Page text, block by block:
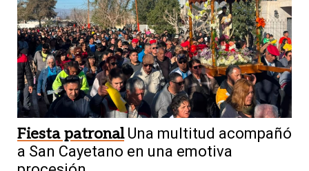
Fiesta patronal Una multitud acompañó
a San Cayetano en una emotiva